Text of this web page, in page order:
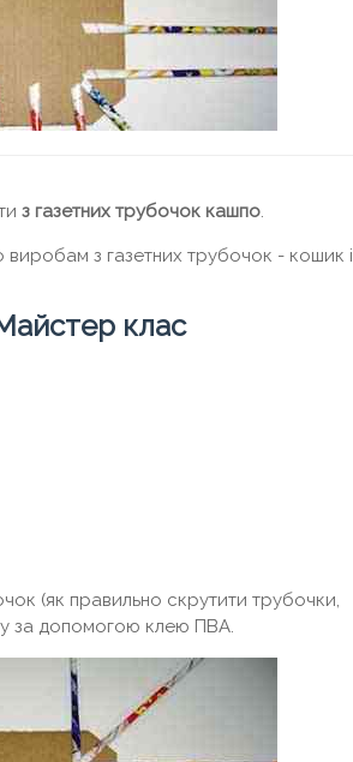
з газетних трубочок кашпо.
з газетних трубочок - кошик і
клас
(як правильно скрутити трубочки,
за допомогою клею ПВА.